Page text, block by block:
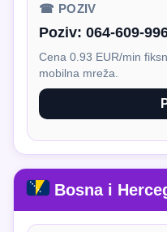
☎ POZIV
Poziv: 064-609-
Cena 0.93 EUR/min
mobilna mreža.
Bosna i